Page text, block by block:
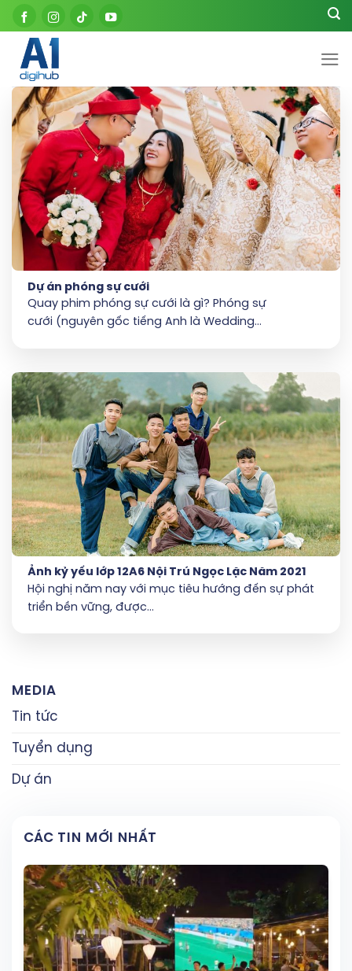
Skip
to
content
Dự án phóng sự cưới
Quay phim phóng sự cưới là gì? Phóng sự
cưới (nguyên gốc tiếng Anh là Wedding...
Ảnh kỷ yếu lớp 12A6 Nội Trú Ngọc Lặc Năm 2021
Hội nghị năm nay với mục tiêu hướng đến sự phát
triển bền vững, được...
MEDIA
Tin tức
Tuyển dụng
Dự án
CÁC TIN MỚI NHẤT